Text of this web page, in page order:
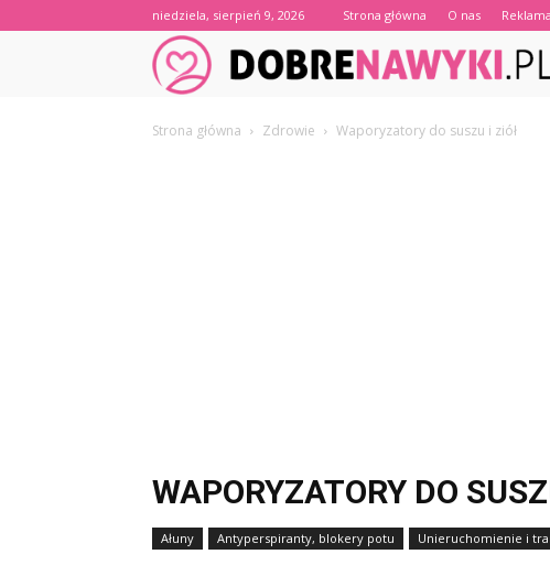
niedziela, sierpień 9, 2026 Strona główna O nas Reklama
Strona główna Zdrowie Waporyzatory do suszu i ziół
WAPORYZATORY DO
Ałuny Antyperspiranty, blokery potu Unieruchomienie i